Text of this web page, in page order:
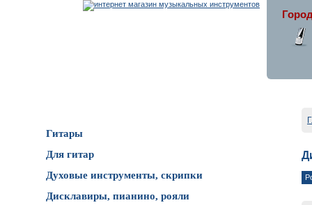
Гитары
Для гитар
Духовые инструменты, скрипки
Дисклавиры, пианино, рояли